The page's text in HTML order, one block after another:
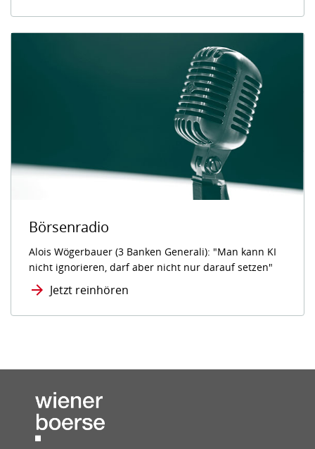
Börsenradio
Alois Wögerbauer (3 Banken Generali): "Man kann KI
nicht ignorieren, darf aber nicht nur darauf setzen"
Jetzt reinhören